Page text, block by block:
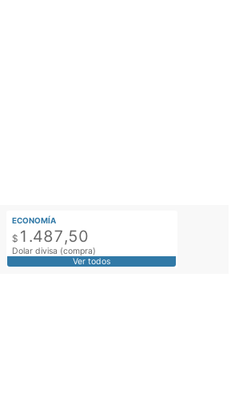
ECONOMÍA
$ 1.487,50
Dolar divisa (compra)
Ver todos